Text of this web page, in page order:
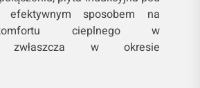
sposobem na
cieplnego w
zwłaszcza w okresie